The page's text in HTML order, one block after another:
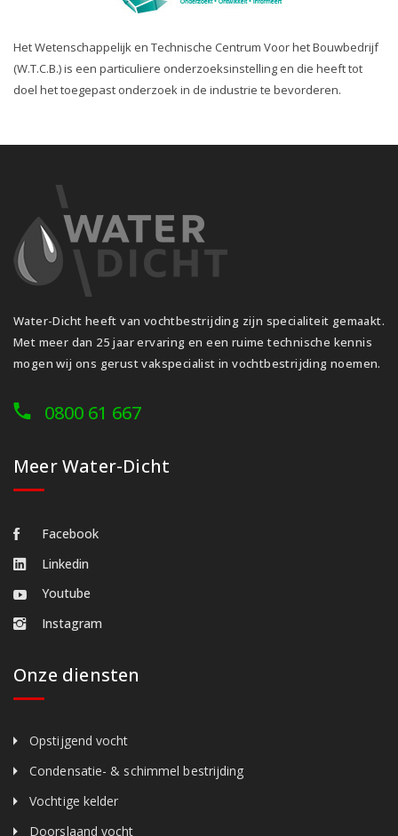
Het Wetenschappelijk en Technische Centrum Voor het Bouwbedrijf
(W.T.C.B.) is een particuliere onderzoeksinstelling en die heeft tot
doel het toegepast onderzoek in de industrie te bevorderen.
Water-Dicht heeft van vochtbestrijding zijn specialiteit gemaakt.
Met meer dan 25 jaar ervaring en een ruime technische kennis
mogen wij ons gerust vakspecialist in vochtbestrijding noemen.
0800 61 667
Meer Water-Dicht
Facebook
Linkedin
Youtube
Instagram
Onze diensten
Opstijgend vocht
Condensatie- & schimmel bestrijding
Vochtige kelder
Doorslaand vocht